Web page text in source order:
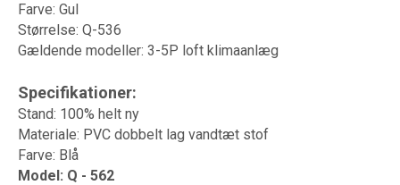
Farve: Gul
Størrelse: Q-536
Gældende modeller: 3-5P loft klimaanlæg
Specifikationer:
Stand: 100% helt ny
Materiale: PVC dobbelt lag vandtæt stof
Farve: Blå
Model: Q - 562